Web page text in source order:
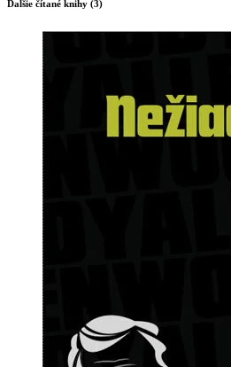
Ďalšie čítané knihy (3)